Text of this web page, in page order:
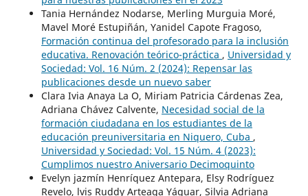
Tania Hernández Nodarse, Merling Murguia Moré,
Mavel Moré Estupiñán, Yanidel Capote Fragoso,
Formación continua del profesorado para la inclusión
educativa. Renovación teórico-práctica , Universidad y
Sociedad: Vol. 16 Núm. 2 (2024): Repensar las
publicaciones desde un nuevo saber
Clara Ivia Anaya La O, Miriam Patricia Cárdenas Zea,
Adriana Chávez Calvente, Necesidad social de la
formación ciudadana en los estudiantes de la
educación preuniversitaria en Niquero, Cuba ,
Universidad y Sociedad: Vol. 15 Núm. 4 (2023):
Cumplimos nuestro Aniversario Decimoquinto
Evelyn jazmín Henríquez Antepara, Elsy Rodríguez
Revelo, lvis Ruddy Arteaga Yáguar, Silvia Adriana